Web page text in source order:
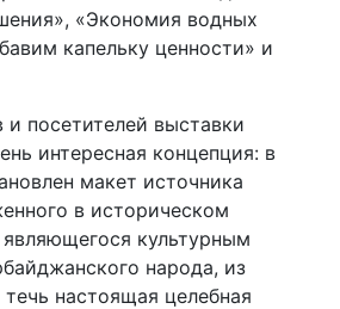
«Экономия водных
капельку ценности» и
и посетителей выставки
интересная концепция: в
макет источника
в историческом
культурным
народа, из
течь настоящая целебная